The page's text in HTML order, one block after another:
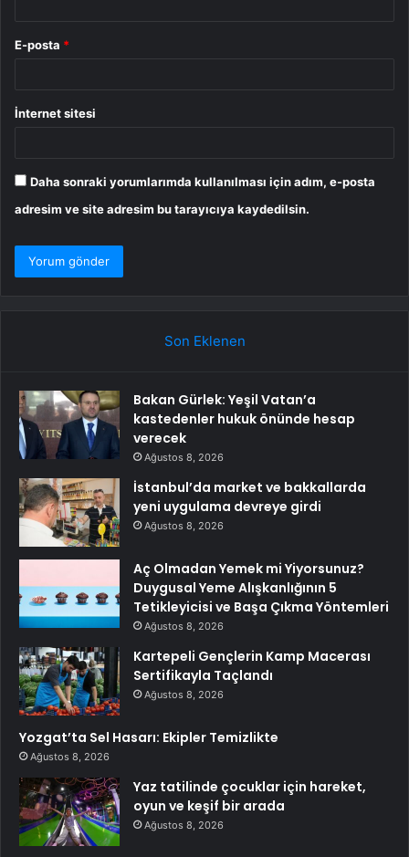
E-posta *
İnternet sitesi
Daha sonraki yorumlarımda kullanılması için adım, e-posta
adresim ve site adresim bu tarayıcıya kaydedilsin.
Son Eklenen
Bakan Gürlek: Yeşil Vatan’a
kastedenler hukuk önünde hesap
verecek
Ağustos 8, 2026
İstanbul’da market ve bakkallarda
yeni uygulama devreye girdi
Ağustos 8, 2026
Aç Olmadan Yemek mi Yiyorsunuz?
Duygusal Yeme Alışkanlığının 5
Tetikleyicisi ve Başa Çıkma Yöntemleri
Ağustos 8, 2026
Kartepeli Gençlerin Kamp Macerası
Sertifikayla Taçlandı
Ağustos 8, 2026
Yozgat’ta Sel Hasarı: Ekipler Temizlikte
Ağustos 8, 2026
Yaz tatilinde çocuklar için hareket,
oyun ve keşif bir arada
Ağustos 8, 2026